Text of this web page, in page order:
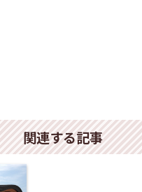
関連する記事